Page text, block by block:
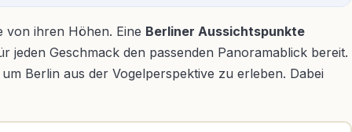
von ihren Höhen. Eine Berliner Aussichtspunkte
Geschmack den passenden Panoramablick bereit.
Berlin aus der Vogelperspektive zu erleben. Dabei